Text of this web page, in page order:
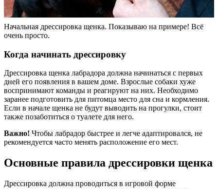
Начальная дрессировка щенка. Показываю на примере! Всё
очень просто.
Когда начинать дрессировку
Дрессировка щенка лабрадора должна начинаться с первых
дней его появления в вашем доме. Взрослые собаки хуже
воспринимают команды и реагируют на них. Необходимо
заранее подготовить для питомца место для сна и кормления.
Если в начале щенка не будут выводить на прогулки, стоит
также позаботиться о туалете для него.
Важно! Чтобы лабрадор быстрее и легче адаптировался, не
рекомендуется часто менять расположение его мест.
Основные правила дрессировки щенка
Дрессировка должна проводиться в игровой форме